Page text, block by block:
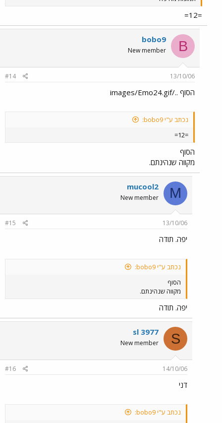
=12=
B
bobo9
New member
13/10/06
#14
הסוף ../images/Emo24.gif
נכתב ע"י bobo9:
=12=
הסוף
מקווה שנהינתם.
M
mucool2
New member
13/10/06
#15
יפה. תודה
נכתב ע"י bobo9:
הסוף
מקווה שנהינתם.
יפה. תודה
S
sl 3977
New member
14/10/06
#16
דני
נכתב ע"י bobo9: